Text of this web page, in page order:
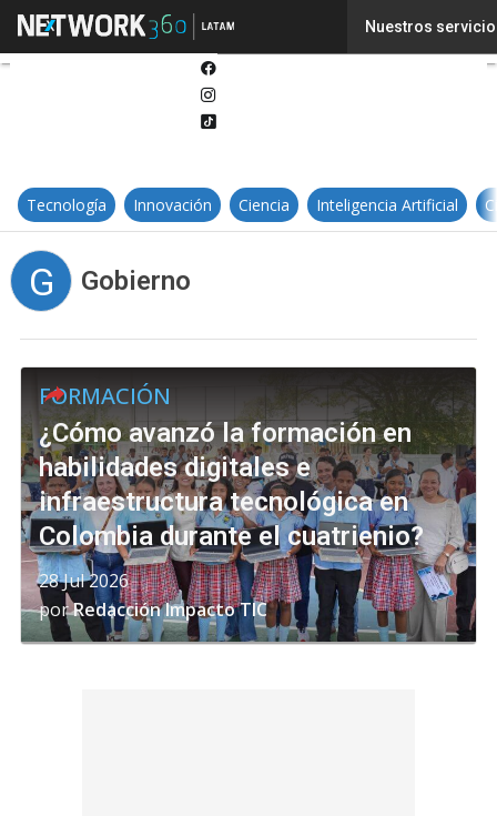
Nuestros
Tecnología Innovación Ciencia Inteligencia Artificial
G Gobierno
FORMACIÓN
¿Cómo avanzó la formación en
habilidades digitales e
infraestructura tecnológica en
Colombia durante el cuatrienio?
28 Jul 2026
porRedacción Impacto TIC